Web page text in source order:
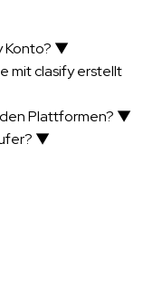
Konto? ▼
mit clasify erstellt
Plattformen? ▼
▼